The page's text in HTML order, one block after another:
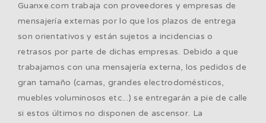
Guanxe.com trabaja con proveedores y empresas de
mensajería externas por lo que los plazos de entrega
son orientativos y están sujetos a incidencias o
retrasos por parte de dichas empresas. Debido a que
trabajamos con una mensajería externa, los pedidos de
gran tamaño (camas, grandes electrodomésticos,
muebles voluminosos etc...) se entregarán a pie de calle
si estos últimos no disponen de ascensor. La